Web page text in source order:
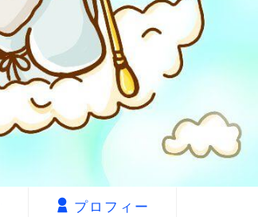
プロフィー